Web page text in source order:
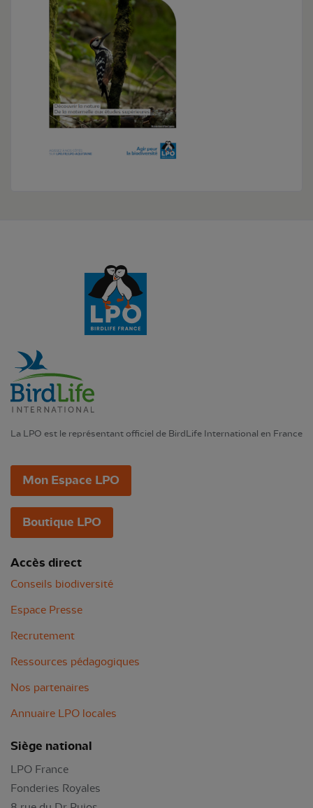
La LPO est le représentant officiel de BirdLife International en France
Mon Espace LPO
Boutique LPO
Accès direct
Conseils biodiversité
Espace Presse
Recrutement
Ressources pédagogiques
Nos partenaires
Annuaire LPO locales
Siège national
LPO France
Fonderies Royales